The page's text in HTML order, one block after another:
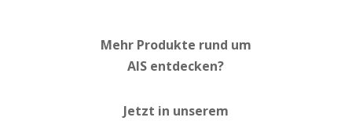
Mehr Produkte rund um
AIS entdecken?
Jetzt in unserem